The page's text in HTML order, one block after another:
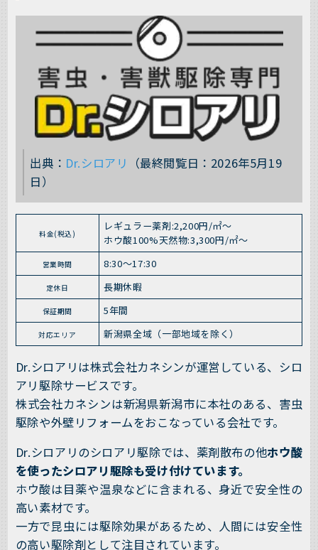
出典： Dr.シロアリ
（最終閲覧日：2026年5月19
日）
料金(税込)
レギュラー薬剤:2,200円/㎡～
ホウ酸100%天然物:3,300円/㎡～
営業時間 8:30〜17:30
定休日 長期休暇
保証期間 5年間
対応エリア 新潟県全域（一部地域を除く）
Dr.シロアリは株式会社カネシンが運営している、シロ
アリ駆除サービスです。
株式会社カネシンは新潟県新潟市に本社のある、害虫
駆除や外壁リフォームをおこなっている会社です。
Dr.シロアリのシロアリ駆除では、薬剤散布の他ホウ酸
を使ったシロアリ駆除も受け付けています。
ホウ酸は目薬や温泉などに含まれる、身近で安全性の
高い素材です。
一方で昆虫には駆除効果があるため、人間には安全性
の高い駆除剤として注目されています。